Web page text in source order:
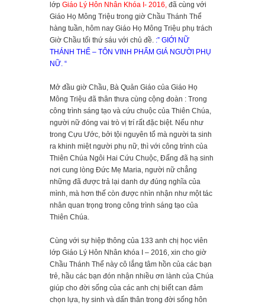
lớp Giáo Lý Hôn Nhân Khóa I- 2016, đã cùng với
Giáo Họ Mông Triệu trong giờ Chầu Thánh Thể
hàng tuần, hôm nay Giáo Họ Mông Triệu phụ trách
Giờ Chầu tối thứ sáu với chủ đề. :” GIỚI NỮ
THÁNH THỂ – TÔN VINH PHẨM GIÁ NGƯỜI PHỤ
NỮ. “
Mở đầu giờ Chầu, Bà Quản Giáo của Giáo Họ
Mông Triệu đã thân thưa cùng cộng đoàn : Trong
công trình sáng tạo và cứu chuộc của Thiên Chúa,
người nữ đóng vai trò vị trí rất đặc biệt. Nếu như
trong Cựu Ước, bởi tội nguyên tổ mà người ta sinh
ra khinh miệt người phụ nữ, thì với công trình của
Thiên Chúa Ngôi Hai Cứu Chuộc, Đấng đã hạ sinh
nơi cung lòng Đức Mẹ Maria, người nữ chẳng
những đã được trả lại danh dự đúng nghĩa của
mình, mà hơn thế còn được nhìn nhận như một tác
nhân quan trọng trong công trình sáng tạo của
Thiên Chúa.
Cùng với sự hiệp thông của 133 anh chị học viên
lớp Giáo Lý Hôn Nhân khóa I – 2016, xin cho giờ
Chầu Thánh Thể này cô lắng tâm hồn của các bạn
trẻ, hầu các bạn đón nhận nhiều ơn lành của Chúa
giúp cho đời sống của các anh chị biết can đảm
chọn lựa, hy sinh và dấn thân trong đời sống hôn